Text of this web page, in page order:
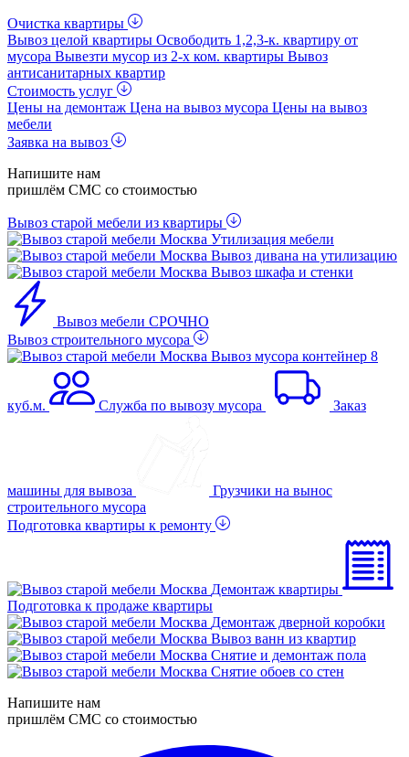
Очистка квартиры
Вывоз целой квартиры Освободить 1,2,3-к. квартиру от
мусора Вывезти мусор из 2-x ком. квартиры Вывоз
антисанитарных квартир
Стоимость услуг
Цены на демонтаж Цена на вывоз мусора Цены на вывоз
мебели
Заявка на вывоз
Напишите нам
пришлём СМС со стоимостью
Вывоз старой мебели из квартиры
Утилизация мебели
Вывоз дивана на утилизацию
Вывоз шкафа и стенки
Вывоз мебели СРОЧНО
Вывоз строительного мусора
Вывоз мусора контейнер 8
куб.м. Служба по вывозу мусора Заказ
машины для вывоза
Грузчики на вынос
строительного мусора
Подготовка квартиры к ремонту
Демонтаж квартиры
Подготовка к продаже квартиры
Демонтаж дверной коробки
Вывоз ванн из квартир
Снятие и демонтаж пола
Снятие обоев со стен
Напишите нам
пришлём СМС со стоимостью